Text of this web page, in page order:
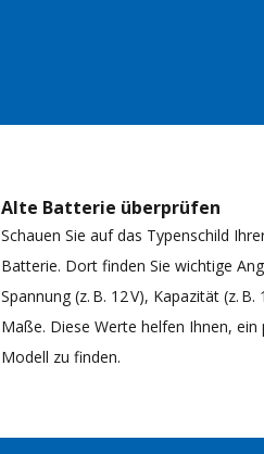
Alte Batterie überprüfen
Schauen Sie auf das Typenschild
Batterie. Dort finden Sie wichtige
Spannung (z. B. 12 V), Kapazität (z. B.
Maße. Diese Werte helfen Ihnen, ein
Modell zu finden.